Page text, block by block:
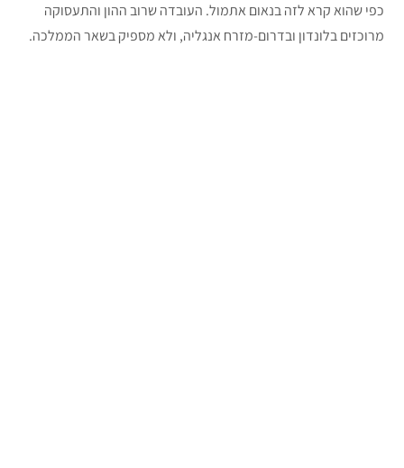
כפי שהוא קרא לזה בנאום אתמול. העובדה שרוב ההון והתעסוקה
מרוכזים בלונדון ובדרום-מזרח אנגליה, ולא מספיק בשאר הממלכה.